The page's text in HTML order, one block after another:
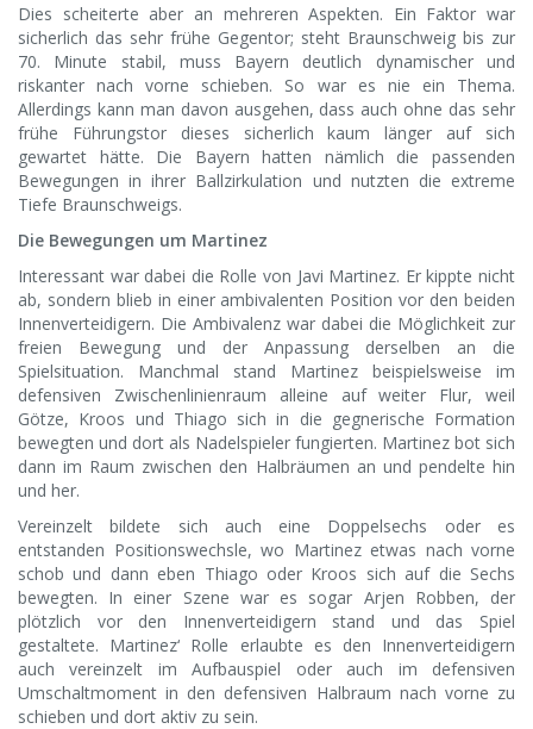
Dies scheiterte aber an mehreren Aspekten. Ein Faktor war
sicherlich das sehr frühe Gegentor; steht Braunschweig bis zur
70. Minute stabil, muss Bayern deutlich dynamischer und
riskanter nach vorne schieben. So war es nie ein Thema.
Allerdings kann man davon ausgehen, dass auch ohne das sehr
frühe Führungstor dieses sicherlich kaum länger auf sich
gewartet hätte. Die Bayern hatten nämlich die passenden
Bewegungen in ihrer Ballzirkulation und nutzten die extreme
Tiefe Braunschweigs.
Die Bewegungen um Martinez
Interessant war dabei die Rolle von Javi Martinez. Er kippte nicht
ab, sondern blieb in einer ambivalenten Position vor den beiden
Innenverteidigern. Die Ambivalenz war dabei die Möglichkeit zur
freien Bewegung und der Anpassung derselben an die
Spielsituation. Manchmal stand Martinez beispielsweise im
defensiven Zwischenlinienraum alleine auf weiter Flur, weil
Götze, Kroos und Thiago sich in die gegnerische Formation
bewegten und dort als Nadelspieler fungierten. Martinez bot sich
dann im Raum zwischen den Halbräumen an und pendelte hin
und her.
Vereinzelt bildete sich auch eine Doppelsechs oder es
entstanden Positionswechsle, wo Martinez etwas nach vorne
schob und dann eben Thiago oder Kroos sich auf die Sechs
bewegten. In einer Szene war es sogar Arjen Robben, der
plötzlich vor den Innenverteidigern stand und das Spiel
gestaltete. Martinez‘ Rolle erlaubte es den Innenverteidigern
auch vereinzelt im Aufbauspiel oder auch im defensiven
Umschaltmoment in den defensiven Halbraum nach vorne zu
schieben und dort aktiv zu sein.